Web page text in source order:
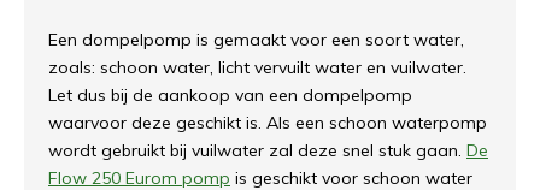
Een dompelpomp is gemaakt voor een soort water,
zoals: schoon water, licht vervuilt water en vuilwater.
Let dus bij de aankoop van een dompelpomp
waarvoor deze geschikt is. Als een schoon waterpomp
wordt gebruikt bij vuilwater zal deze snel stuk gaan. De
Flow 250 Eurom pomp is geschikt voor schoon water